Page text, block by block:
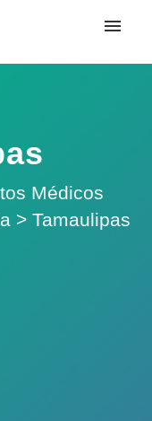
Médicos
> Tamaulipas